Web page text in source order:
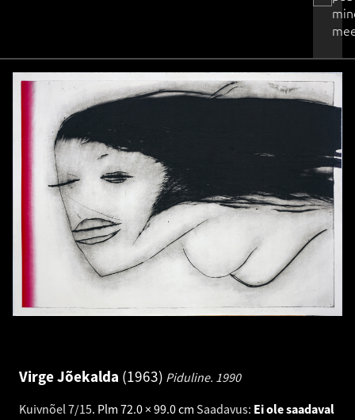
Virge Jõekalda 1963 Piduline. 1990
Kuivnõel 7/15. Plm 72.0 × 99.0 cm Saadavus: Ei ole saadaval